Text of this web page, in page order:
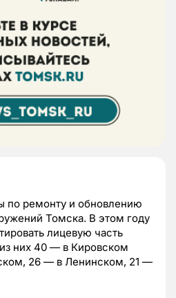
по ремонту и обновлению
Томска. В этом году
лицевую часть
них 40 — в Кировском
26 — в Ленинском, 21 —